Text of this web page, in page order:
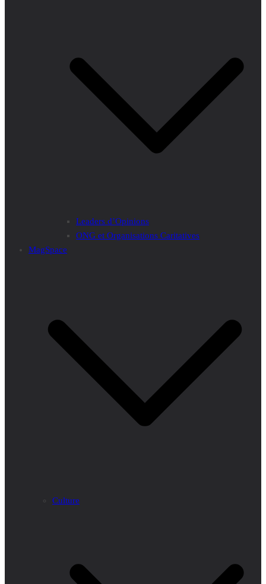
Leaders d’Opinions
ONG et Organisations Caritatives
MagSpace
Culture